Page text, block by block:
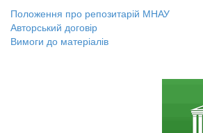
Положення про репозитарій МНАУ
Авторський договір
Вимоги до матеріалів